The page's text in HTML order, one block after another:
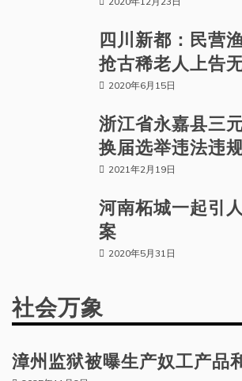
四川新都：民营
抢古稀老人上告
2020年6月15日
浙江省永嘉县三
换届选举违法违
2021年2月19日
河南柘城一起引
案
2020年5月31日
社会万象
漳州监狱被曝生产奴工产品